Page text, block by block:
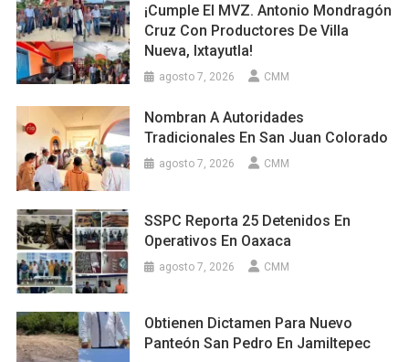
¡Cumple El MVZ. Antonio Mondragón
Cruz Con Productores De Villa
Nueva, Ixtayutla!
agosto 7, 2026 CMM
Nombran A Autoridades
Tradicionales En San Juan Colorado
agosto 7, 2026 CMM
SSPC Reporta 25 Detenidos En
Operativos En Oaxaca
agosto 7, 2026 CMM
Obtienen Dictamen Para Nuevo
Panteón San Pedro En Jamiltepec